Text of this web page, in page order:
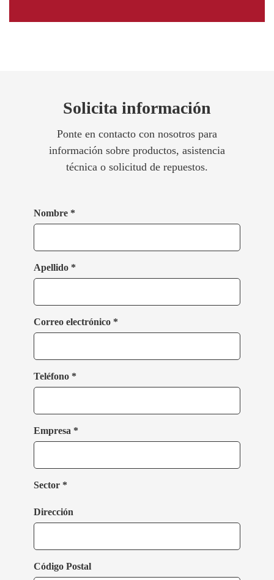
Solicita información
Ponte en contacto con nosotros para
información sobre productos, asistencia
técnica o solicitud de repuestos.
Nombre *
Apellido *
Correo electrónico *
Teléfono *
Empresa *
Sector *
Dirección
Código Postal